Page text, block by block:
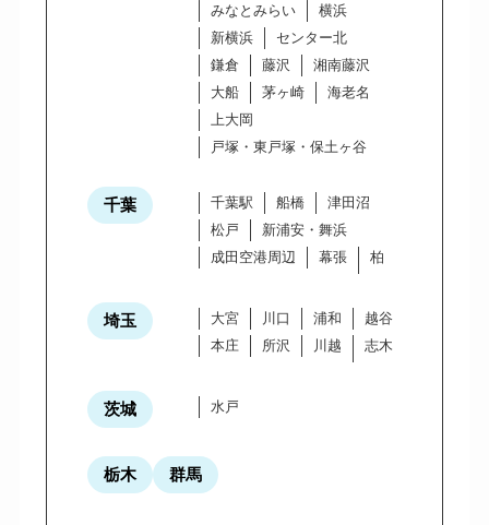
みなとみらい
横浜
新横浜
センター北
鎌倉
藤沢
湘南藤沢
大船
茅ヶ崎
海老名
上大岡
戸塚・東戸塚・保土ヶ谷
千葉 千葉駅 船橋
津田沼
松戸
新浦安・舞浜
成田空港周辺
幕張 柏
埼玉 大宮 川口 浦和
越谷
本庄
所沢 川越 志木
茨城 水戸
栃木 群馬